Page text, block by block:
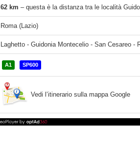
62 km – questa è la distanza tra le località
Roma (Lazio)
Laghetto - Guidonia Montecelio - San Cesareo -
A1 SP600
Vedi l’itinerario sulla mappa Google